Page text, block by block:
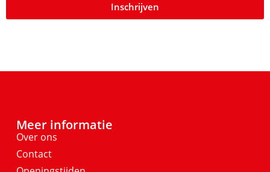
Inschrijven
Meer informatie
Over ons
Contact